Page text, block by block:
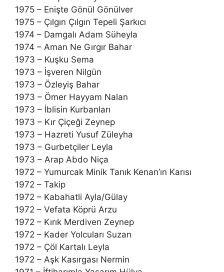
1975 – Enişte Gönül Gönülver
1975 – Çılgın Çılgın Tepeli Şarkıcı
1974 – Damgalı Adam Süheyla
1974 – Aman Ne Gırgır Bahar
1973 – Kuşku Sema
1973 – İşveren Nilgün
1973 – Özleyiş Bahar
1973 – Ömer Hayyam Nalan
1973 – İblisin Kurbanları
1973 – Kır Çiçeği Zeynep
1973 – Hazreti Yusuf Züleyha
1973 – Gurbetçiler Leyla
1973 – Arap Abdo Niça
1972 – Yumurcak Minik Tanık Kenan’ın Karısı
1972 – Takip
1972 – Kabahatli Ayla/Gülay
1972 – Vefata Köprü Arzu
1972 – Kırık Merdiven Zeynep
1972 – Kader Yolcuları Suzan
1972 – Çöl Kartalı Leyla
1972 – Aşk Kasırgası Nermin